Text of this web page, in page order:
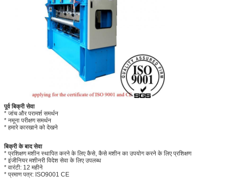
पूर्व बिक्री सेवा
* जांच और परामर्श समर्थन
* नमूना परीक्षण समर्थन
* हमारे कारखाने को देखने
बिक्री के बाद सेवा
* प्रशिक्षण मशीन स्थापित करने के लिए कैसे, कैसे मशीन का उपयोग करने के लिए प्रशिक्षण
* इंजीनियर मशीनरी विदेश सेवा के लिए उपलब्ध
* वारंटी: 12 महीने
* प्रमाण पत्र: ISO9001 CE